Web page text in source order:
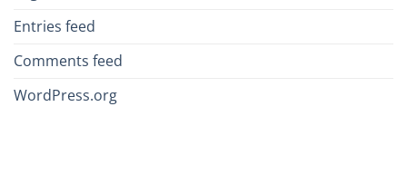
Entries feed
Comments feed
WordPress.org